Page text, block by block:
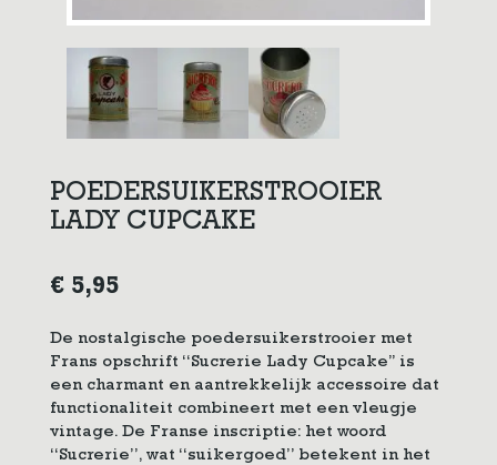
POEDERSUIKERSTROOIER
LADY CUPCAKE
€ 5,95
De nostalgische poedersuikerstrooier met
Frans opschrift “Sucrerie Lady Cupcake’’ is
een charmant en aantrekkelijk accessoire dat
functionaliteit combineert met een vleugje
vintage. De Franse inscriptie: het woord
“Sucrerie”, wat “suikergoed” betekent in het